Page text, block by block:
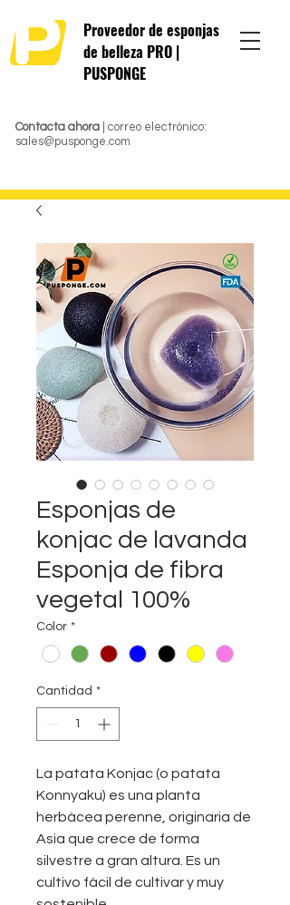
Contacta ahora | correo electrónico:
sales@pusponge.com
Proveedor de esponjas
de belleza PRO |
PUSPONGE
Esponjas de
konjac de lavanda
Esponja de fibra
vegetal 100%
Color *
Cantidad *
La patata Konjac (o patata
Konnyaku) es una planta
herbácea perenne, originaria de
Asia que crece de forma
silvestre a gran altura. Es un
cultivo fácil de cultivar y muy